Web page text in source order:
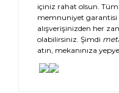
içiniz rahat olsun.
memnuniyet garantisi
alışverişinizden her
olabilirsiniz. Şimdi
atın, mekanınıza